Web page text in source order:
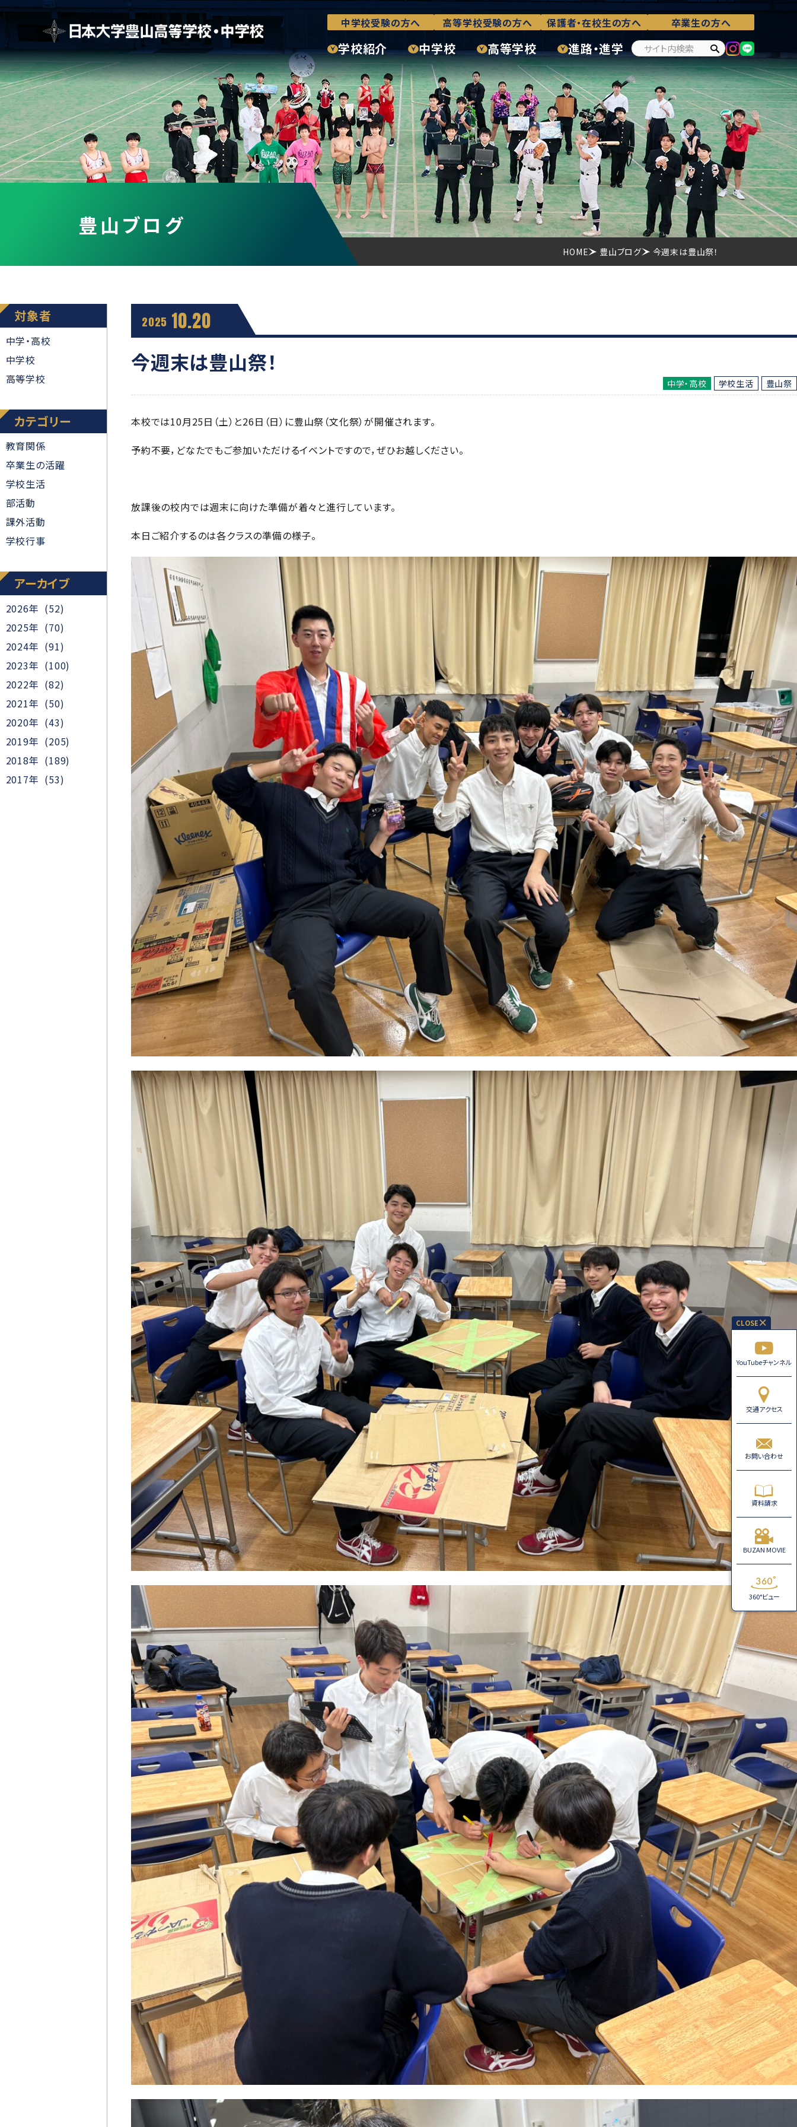
中学校受験の方へ 高等学校受験の方へ 保護者・在校生の方へ 卒業生の方へ
学校紹介 中学校 高等学校 進路・進学
YouTubeチャンネル
交通アクセス
お問い合わせ
資料請求
BUZAN MOVIE
360°ビュー
豊山ブログ
HOME 豊山ブログ 今週末は豊山祭！
対象者
中学・高校
中学校
高等学校
カテゴリー
教育関係
卒業生の活躍
学校生活
部活動
課外活動
学校行事
アーカイブ
2026年 (52)
2025年 (70)
2024年 (91)
2023年 (100)
2022年 (82)
2021年 (50)
2020年 (43)
2019年 (205)
2018年 (189)
2017年 (53)
2025 10.20
今週末は豊山祭！
中学・高校 学校生活 豊山祭
本校では10月25日（土）と26日（日）に豊山祭（文化祭）が開催されます。
予約不要，どなたでもご参加いただけるイベントですので，ぜひお越しください。
放課後の校内では週末に向けた準備が着々と進行しています。
本日ご紹介するのは各クラスの準備の様子。